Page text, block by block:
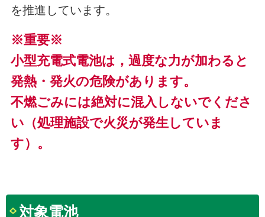
を推進しています。
※重要※
小型充電式電池は，過度な力が加わると
発熱・発火の危険があります。
不燃ごみには絶対に混入しないでくださ
い（処理施設で火災が発生していま
す）。
対象電池